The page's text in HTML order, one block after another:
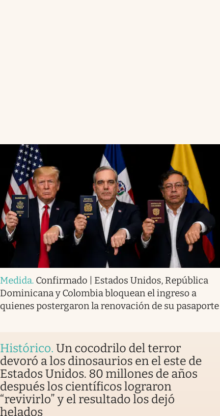
Medida. Confirmado | Estados Unidos, República
Dominicana y Colombia bloquean el ingreso a
quienes postergaron la renovación de su pasaporte
Histórico. Un cocodrilo del terror
devoró a los dinosaurios en el este de
Estados Unidos. 80 millones de años
después los científicos lograron
“revivirlo” y el resultado los dejó
helados